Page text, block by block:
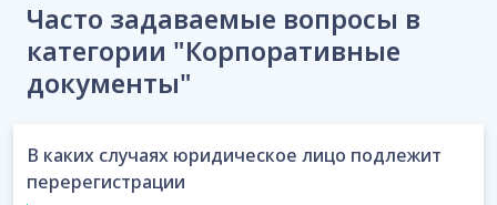
Часто задаваемые вопросы в
категории "Корпоративные
документы"
В каких случаях юридическое лицо подлежит
перерегистрации